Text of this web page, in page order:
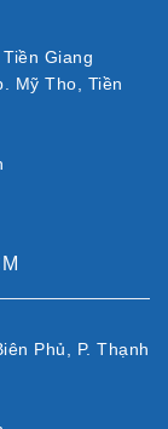
Giang
Mỹ Tho, Tiền
Phủ, P. Thạnh